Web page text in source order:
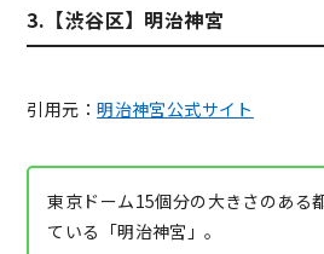
3.【渋谷区】明治神宮
引用元：明治神宮公式サイト
東京ドーム15個分の大きさのある
ている「明治神宮」。